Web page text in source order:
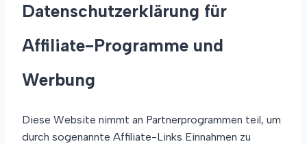
Datenschutzerklärung für
Affiliate-Programme und
Werbung
Diese Website nimmt an Partnerprogrammen teil, um
durch sogenannte Affiliate-Links Einnahmen zu